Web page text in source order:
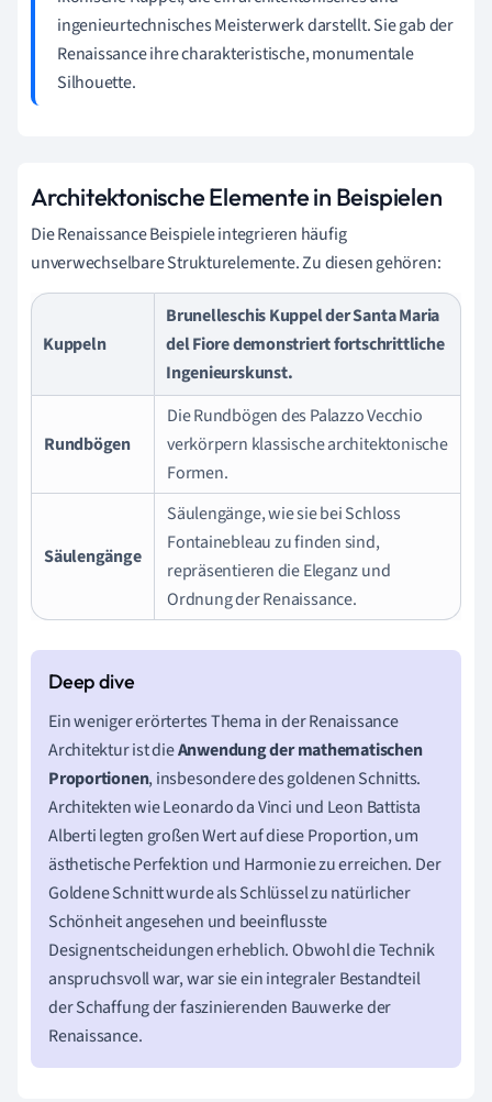
ingenieurtechnisches Meisterwerk darstellt. Sie gab der
Renaissance ihre charakteristische, monumentale
Silhouette.
Architektonische Elemente in Beispielen
Die Renaissance Beispiele integrieren häufig
unverwechselbare Strukturelemente. Zu diesen gehören:
Kuppeln
Brunelleschis Kuppel der Santa Maria
del Fiore demonstriert fortschrittliche
Ingenieurskunst.
Rundbögen
Die Rundbögen des Palazzo Vecchio
verkörpern klassische architektonische
Formen.
Säulengänge
Säulengänge, wie sie bei Schloss
Fontainebleau zu finden sind,
repräsentieren die Eleganz und
Ordnung der Renaissance.
Ein weniger erörtertes Thema in der Renaissance
Architektur ist dieAnwendung der mathematischen
Proportionen, insbesondere des goldenen Schnitts.
Architekten wie Leonardo da Vinci und Leon Battista
Alberti legten großen Wert auf diese Proportion, um
ästhetische Perfektion und Harmonie zu erreichen. Der
Goldene Schnitt wurde als Schlüssel zu natürlicher
Schönheit angesehen und beeinflusste
Designentscheidungen erheblich. Obwohl die Technik
anspruchsvoll war, war sie ein integraler Bestandteil
der Schaffung der faszinierenden Bauwerke der
Renaissance.